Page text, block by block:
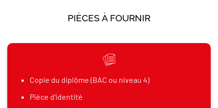
PIÈCES À FOURNIR
Copie du diplôme (BAC ou niveau 4)
Pièce d’identité